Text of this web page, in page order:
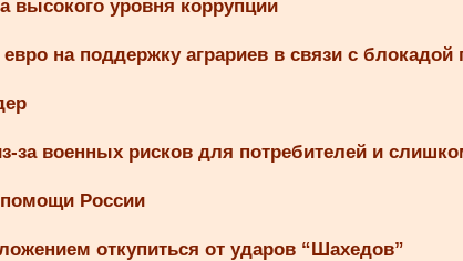
высокого уровня коррупции
на поддержку аграриев в связи с блокадой
за военных рисков для потребителей и
России
откупиться от ударов “Шахедов”